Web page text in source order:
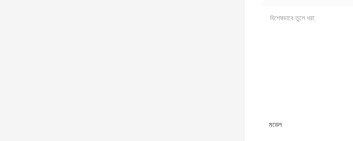
বিশেষভাবে তুলে ধরা:
মডেল